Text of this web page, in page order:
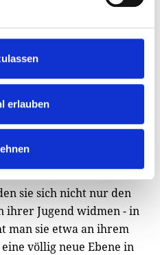
erlauben
sie sich nicht nur den
ihrer Jugend widmen - in
man sie etwa an ihrem
völlig neue Ebene in